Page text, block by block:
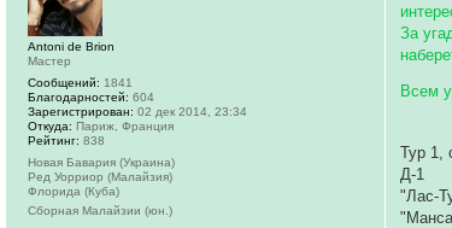
За
Всем
Тур 1,
Д-1
"Лас-
Antoni de Brion
Мастер
Сообщений: 1841
Благодарностей: 604
Зарегистрирован: 02 дек 2014, 23:34
Откуда: Париж, Франция
Рейтинг: 838
Новая Бавария (Украина)
Ред Уорриор (Малайзия)
Флорида (Куба)
Сборная Малайзии (юн.)